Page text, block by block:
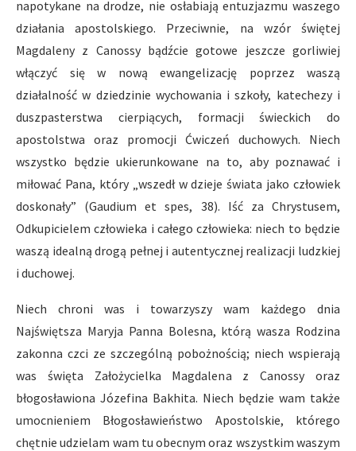
napotykane na drodze, nie osłabiają entuzjazmu waszego
działania apostolskiego. Przeciwnie, na wzór świętej
Magdaleny z Canossy bądźcie gotowe jeszcze gorliwiej
włączyć się w nową ewangelizację poprzez waszą
działalność w dziedzinie wychowania i szkoły, katechezy i
duszpasterstwa cierpiących, formacji świeckich do
apostolstwa oraz promocji Ćwiczeń duchowych. Niech
wszystko będzie ukierunkowane na to, aby poznawać i
miłować Pana, który „wszedł w dzieje świata jako człowiek
doskonały” (Gaudium et spes, 38). Iść za Chrystusem,
Odkupicielem człowieka i całego człowieka: niech to będzie
waszą idealną drogą pełnej i autentycznej realizacji ludzkiej
i duchowej.
Niech chroni was i towarzyszy wam każdego dnia
Najświętsza Maryja Panna Bolesna, którą wasza Rodzina
zakonna czci ze szczególną pobożnością; niech wspierają
was święta Założycielka Magdalena z Canossy oraz
błogosławiona Józefina Bakhita. Niech będzie wam także
umocnieniem Błogosławieństwo Apostolskie, którego
chętnie udzielam wam tu obecnym oraz wszystkim waszym